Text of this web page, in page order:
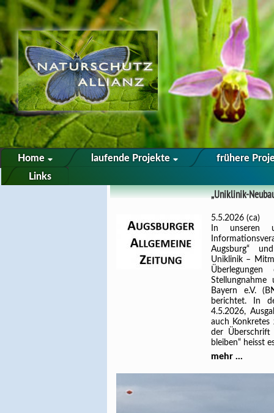
Home laufende Projekte
frühere
Links
„Uniklinik-
5.5.2026 (ca)
In unseren
Augsburg“
Uniklinik –
Stellungnahme
Bayern e.V.
berichtet. In
4.5.2026,
auch Konkretes
der Überschrift
bleiben“ heisst
mehr ...